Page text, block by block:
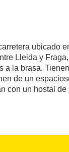
ubicado
Lleida y
a la brasa.
de un
con un hostal